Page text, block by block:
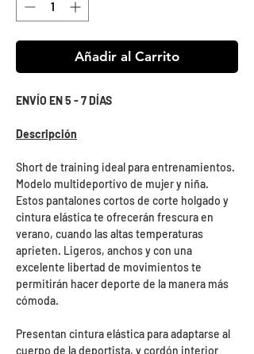
Añadir al Carrito
ENVÍO EN 5 - 7 DÍAS
Descripción
Short de training ideal para entrenamientos.
Modelo multideportivo de mujer y niña.
Estos pantalones cortos de corte holgado y
cintura elástica te ofrecerán frescura en
verano, cuando las altas temperaturas
aprieten. Ligeros, anchos y con una
excelente libertad de movimientos te
permitirán hacer deporte de la manera más
cómoda.
Presentan cintura elástica para adaptarse al
cuerpo de la deportista, y cordón interior